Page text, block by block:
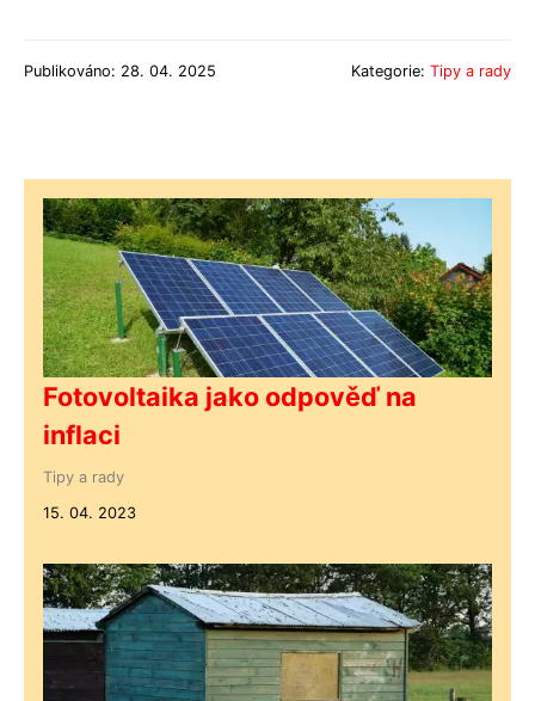
Publikováno: 28. 04. 2025 Kategorie: Tipy a rady
Fotovoltaika jako odpověď na
inflaci
Tipy a rady
15. 04. 2023